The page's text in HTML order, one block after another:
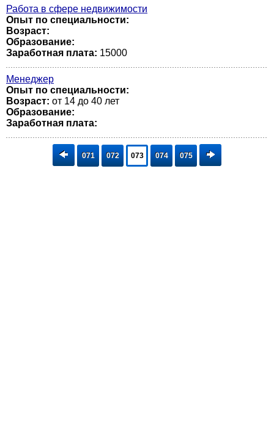
Работа в сфере недвижимости
Опыт по специальности:
Возраст:
Образование:
Заработная плата: 15000
Менеджер
Опыт по специальности:
Возраст: от 14 до 40 лет
Образование:
Заработная плата:
071 072 073 074 075